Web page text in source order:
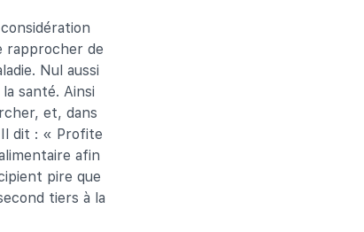
rapprocher de
Nul aussi
santé. Ainsi
et, dans
dit : « Profite
afin
pire que
tiers à la